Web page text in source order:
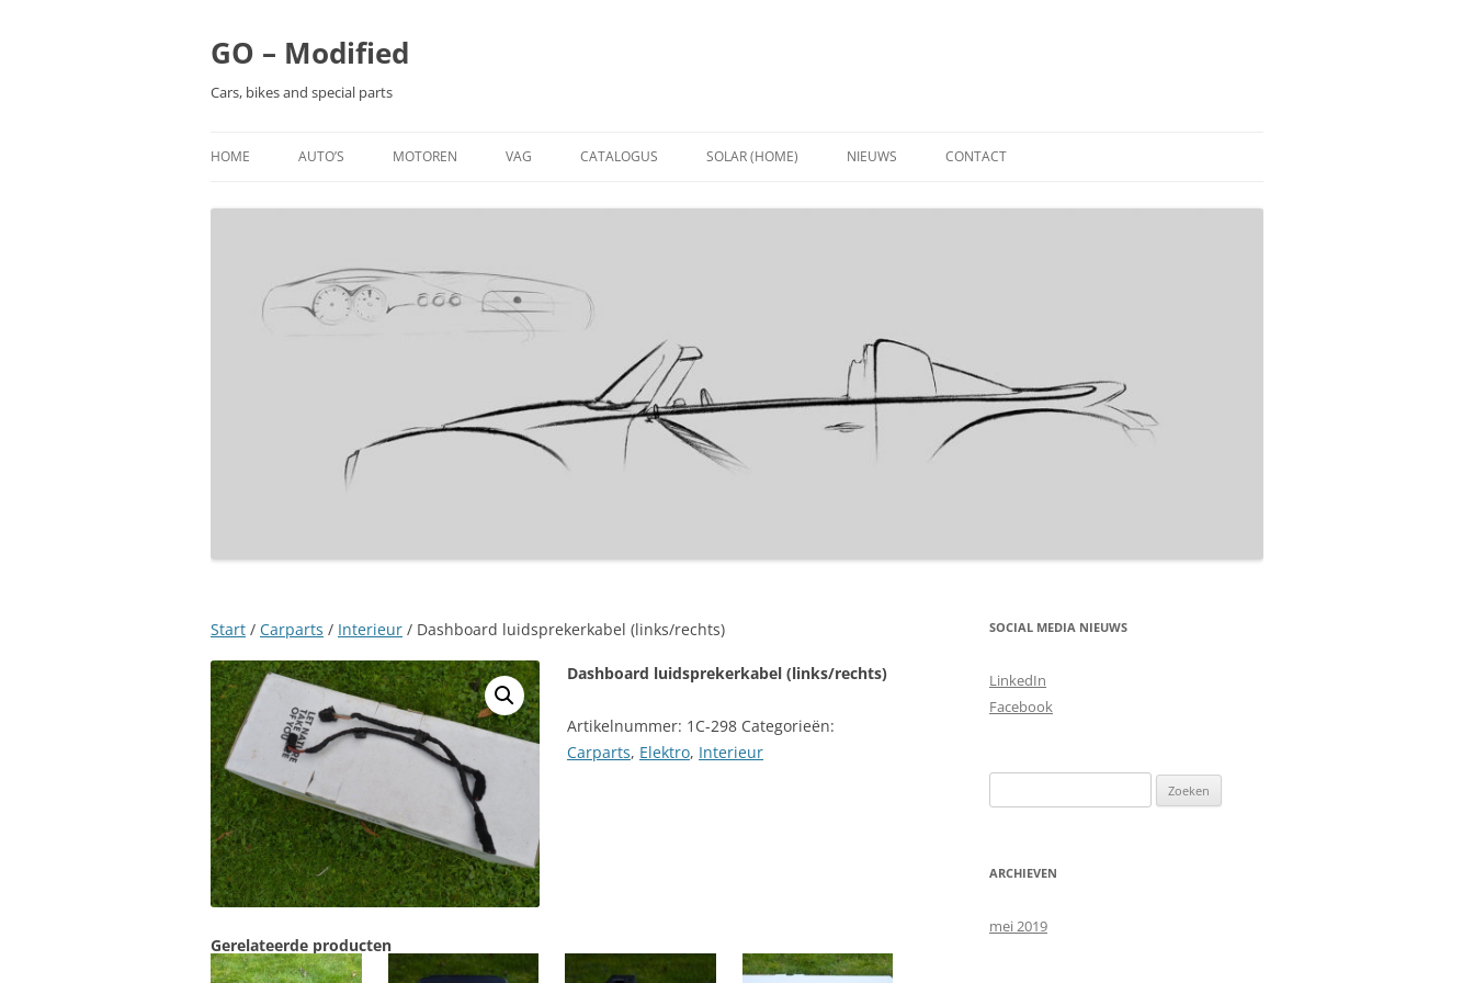
inhoud
GO – Modified
Cars, bikes and special parts
HOME AUTO’S MOTOREN VAG CATALOGUS SOLAR (HOME) NIEUWS CONTACT
Start / Carparts / Interieur / Dashboard luidsprekerkabel (links/rechts)
Dashboard luidsprekerkabel (links/rechts)
Artikelnummer: 1C-298 Categorieën:
Carparts, Elektro, Interieur
Gerelateerde producten
SOCIAL MEDIA NIEUWS
LinkedIn
Facebook
naar:
ARCHIEVEN
mei 2019